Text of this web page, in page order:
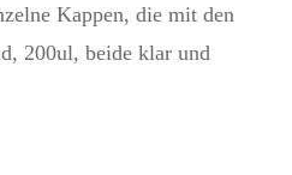
Kappen, die mit den
200ul, beide klar und